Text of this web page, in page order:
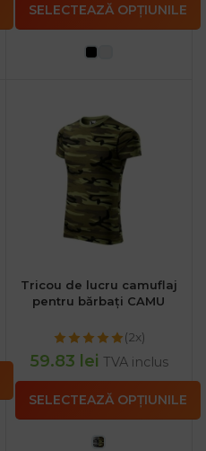
SELECTEAZĂ OPȚIUNILE
Tricou de lucru camuflaj
pentru bărbați CAMU
(2x)
59.83 lei TVA inclus
SELECTEAZĂ OPȚIUNILE